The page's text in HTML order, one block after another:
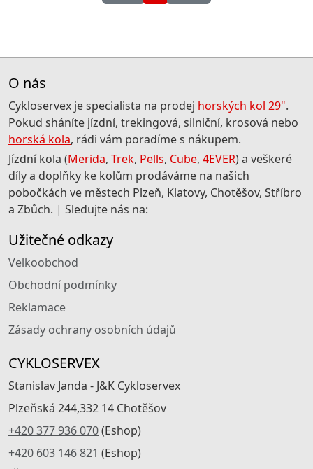
O nás
Cykloservex je specialista na prodej horských kol 29".
Pokud sháníte jízdní, trekingová, silniční, krosová nebo
horská kola, rádi vám poradíme s nákupem.
Jízdní kola (Merida, Trek, Pells, Cube, 4EVER) a veškeré
díly a doplňky ke kolům prodáváme na našich
pobočkách ve městech Plzeň, Klatovy, Chotěšov, Stříbro
a Zbůch. | Sledujte nás na:
Užitečné odkazy
Velkoobchod
Obchodní podmínky
Reklamace
Zásady ochrany osobních údajů
CYKLOSERVEX
Stanislav Janda - J&K Cykloservex
Plzeňská 244,332 14 Chotěšov
+420 377 936 070(Eshop)
+420 603 146 821 (Eshop)